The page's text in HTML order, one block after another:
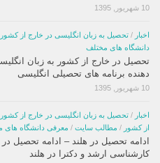
10 شهریور, 1395
اخبار / تحصیل به زبان انگلیسی در خارج از کشور
دانشگاه های مختلف
تحصیل در خارج از کشور به زبان
دهنده برنامه های تحصیلی انگلیسی
10 شهریور, 1395
اخبار / تحصیل به زبان انگلیسی در خارج از کشور
از کشور / مطالب سایت / معرفی دانشگاه های
ادامه تحصیل در هلند – ادامه تحصیل
کارشناسی ارشد و دکترا در هلند